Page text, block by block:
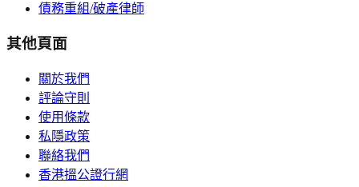
債務重組/破產律師
其他頁面
關於我們
評論守則
使用條款
私隱政策
聯絡我們
香港搵公證行網